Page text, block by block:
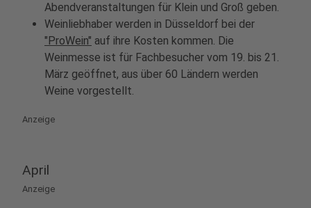
Abendveranstaltungen für Klein und Groß geben.
Weinliebhaber werden in Düsseldorf bei der
"ProWein" auf ihre Kosten kommen. Die
Weinmesse ist für Fachbesucher vom 19. bis 21.
März geöffnet, aus über 60 Ländern werden
Weine vorgestellt.
Anzeige
April
Anzeige